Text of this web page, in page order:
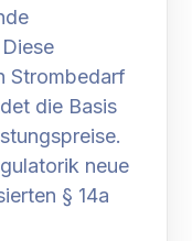
Strombedarf
die Basis
neue
§ 14a